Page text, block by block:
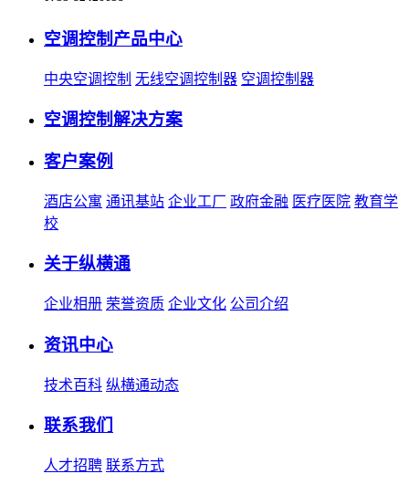
空调控制产品中心
中央空调控制 无线空调控制器 空调控制器
空调控制解决方案
客户案例
酒店公寓 通讯基站 企业工厂 政府金融 医疗医院 教育学
校
关于纵横通
企业相册 荣誉资质 企业文化 公司介绍
资讯中心
技术百科 纵横通动态
联系我们
人才招聘 联系方式